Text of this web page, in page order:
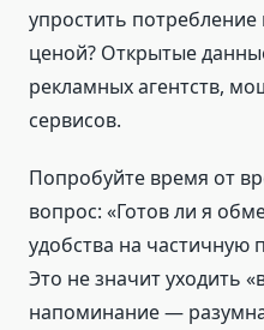
упростить
ценой? Открытые
рекламных агентств,
сервисов.
Попробуйте время от
вопрос: «Готов ли я
удобства на частичную
Это не значит уходить
напоминание —